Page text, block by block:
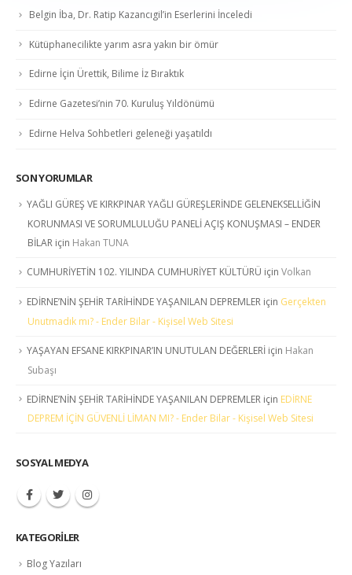
Belgin İba, Dr. Ratip Kazancıgil’in Eserlerini İnceledi
Kütüphanecilikte yarım asra yakın bir ömür
Edirne İçin Ürettik, Bilime İz Bıraktık
Edirne Gazetesi’nin 70. Kuruluş Yıldönümü
Edirne Helva Sohbetleri geleneği yaşatıldı
SON YORUMLAR
YAĞLI GÜREŞ VE KIRKPINAR YAĞLI GÜREŞLERİNDE GELENEKSELLİĞİN
KORUNMASI VE SORUMLULUĞU PANELİ AÇIŞ KONUŞMASI – ENDER
BİLAR için Hakan TUNA
CUMHURİYETİN 102. YILINDA CUMHURİYET KÜLTÜRÜ için Volkan
EDİRNE’NİN ŞEHİR TARİHİNDE YAŞANILAN DEPREMLER için Gerçekten
Unutmadık mı? - Ender Bilar - Kişisel Web Sitesi
YAŞAYAN EFSANE KIRKPINAR’IN UNUTULAN DEĞERLERİ için Hakan
Subaşı
EDİRNE’NİN ŞEHİR TARİHİNDE YAŞANILAN DEPREMLER için EDİRNE
DEPREM İÇİN GÜVENLİ LİMAN MI? - Ender Bilar - Kişisel Web Sitesi
SOSYAL MEDYA
KATEGORILER
Blog Yazıları